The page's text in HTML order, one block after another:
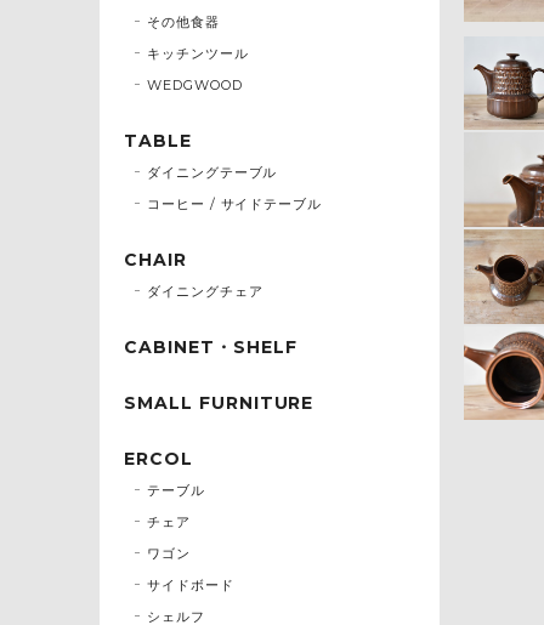
その他食器
キッチンツール
WEDGWOOD
TABLE
ダイニングテーブル
コーヒー / サイドテーブル
CHAIR
ダイニングチェア
CABINET・SHELF
SMALL FURNITURE
ERCOL
テーブル
チェア
ワゴン
サイドボード
シェルフ